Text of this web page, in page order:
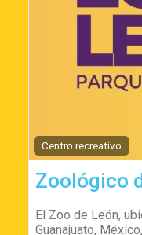
Centro recreativo
Zoológico
El Zoo de León,
Guanajuato,